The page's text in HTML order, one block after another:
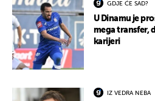
GDJE ĆE SAD?
U Dinamu je
mega transfer,
karijeri
IZ VEDRA NEBA